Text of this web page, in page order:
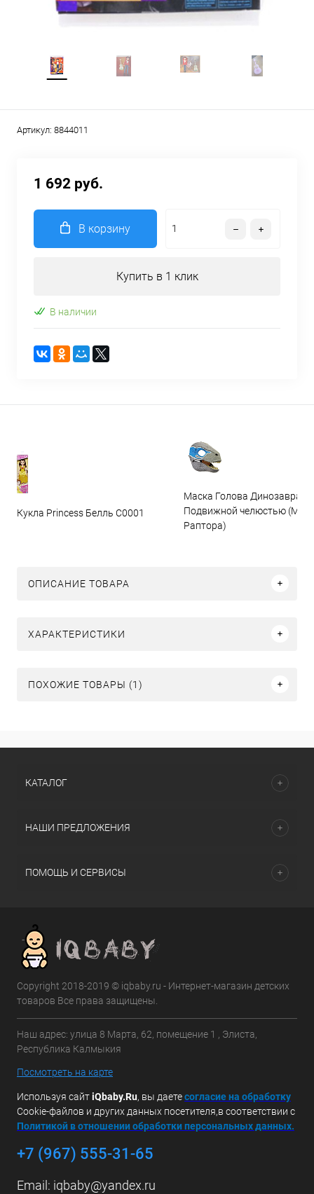
Артикул: 8844011
1 692 руб.
В корзину
Купить в 1 клик
В наличии
Кукла Princess Белль C0001
Маска Голова Динозавра с
Подвижной челюстью
Раптора)
ОПИСАНИЕ ТОВАРА
ХАРАКТЕРИСТИКИ
ПОХОЖИЕ ТОВАРЫ (1)
КАТАЛОГ
НАШИ ПРЕДЛОЖЕНИЯ
ПОМОЩЬ И СЕРВИСЫ
Copyright 2018-2019 © iqbaby.ru - Интернет-магазин детских
товаров Все права защищены.
Наш адрес: улица 8 Марта, 62, помещение 1 , Элиста,
Республика Калмыкия
Посмотреть на карте
Используя сайтiQbaby.Ru, вы даетесогласие на обработку
Cookie-файлов и других данных посетителя,в соответствии с
Политикой в отношении обработки персональных данных.
+7 (967) 555-31-65
Email: iqbaby@yandex.ru